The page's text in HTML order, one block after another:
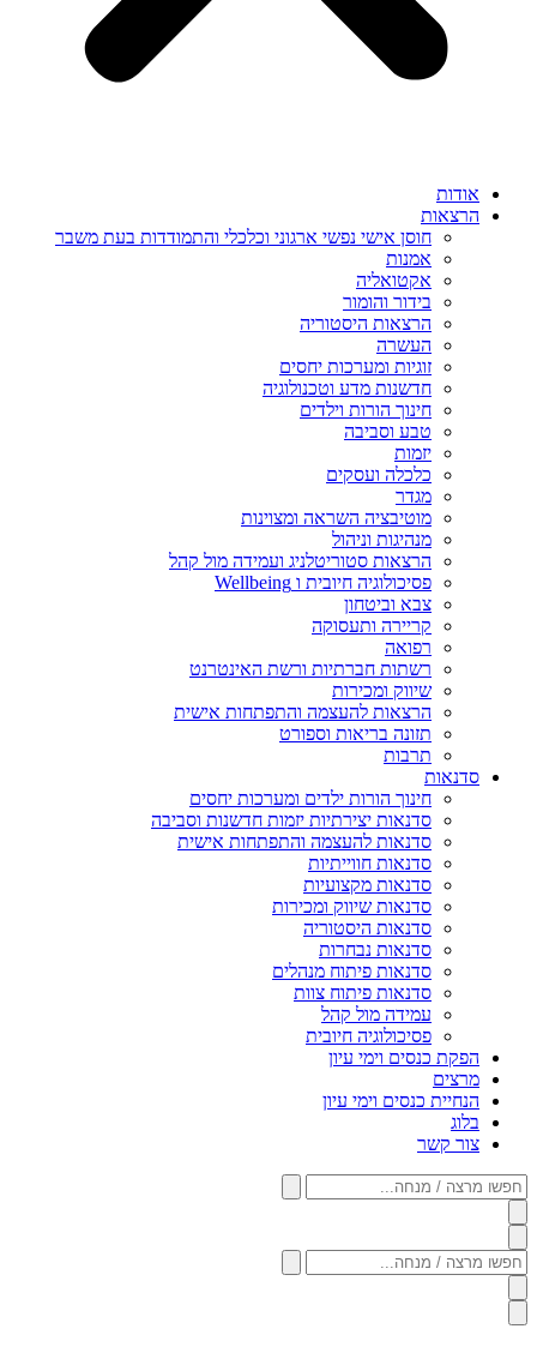
אודות
הרצאות
חוסן אישי נפשי ארגוני וכלכלי והתמודדות בעת משבר
אמנות
אקטואליה
בידור והומור
הרצאות היסטוריה
העשרה
זוגיות ומערכות יחסים
חדשנות מדע וטכנולוגיה
חינוך הורות וילדים
טבע וסביבה
יזמות
כלכלה ועסקים
מגדר
מוטיבציה השראה ומצוינות
מנהיגות וניהול
הרצאות סטוריטלניג ועמידה מול קהל
פסיכולוגיה חיובית ו Wellbeing
צבא וביטחון
קריירה ותעסוקה
רפואה
רשתות חברתיות ורשת האינטרנט
שיווק ומכירות
הרצאות להעצמה והתפתחות אישית
תזונה בריאות וספורט
תרבות
סדנאות
חינוך הורות ילדים ומערכות יחסים
סדנאות יצירתיות יזמות חדשנות וסביבה
סדנאות להעצמה והתפתחות אישית
סדנאות חווייתיות
סדנאות מקצועיות
סדנאות שיווק ומכירות
סדנאות היסטוריה
סדנאות נבחרות
סדנאות פיתוח מנהלים
סדנאות פיתוח צוות
עמידה מול קהל
פסיכולוגיה חיובית
הפקת כנסים וימי עיון
מרצים
הנחיית כנסים וימי עיון
בלוג
צור קשר
חפשו
מרצה
/
מנחה...
חפשו
מרצה
/
מנחה...